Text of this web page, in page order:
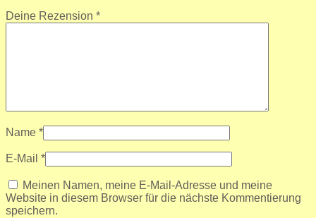
Deine Rezension *
Name *
E-Mail *
Meinen Namen, meine E-Mail-Adresse und meine
Website in diesem Browser für die nächste Kommentierung
speichern.